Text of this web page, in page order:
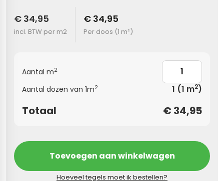
€ 34,95
incl. BTW per m2
€ 34,95
Per doos (1 m²)
Aantal m2
Aantal dozen van 1m2 1 (1 m2)
Totaal € 34,95
Toevoegen aan winkelwagen
Hoeveel tegels moet ik bestellen?
tegels
tegels
wandtegels
tegels